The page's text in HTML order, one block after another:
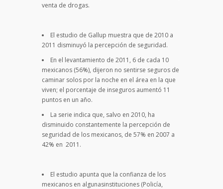
venta de drogas.
El estudio de Gallup muestra que de 2010 a
2011 disminuyó la percepción de seguridad.
En el levantamiento de 2011, 6 de cada 10
mexicanos (56%), dijeron no sentirse seguros de
caminar solos por la noche en el área en la que
viven; el porcentaje de inseguros aumentó 11
puntos en un año.
La serie indica que, salvo en 2010, ha
disminuido constantemente la percepción de
seguridad de los mexicanos, de 57% en 2007 a
42% en 2011.
El estudio apunta que la confianza de los
mexicanos en algunasinstituciones (Policía,